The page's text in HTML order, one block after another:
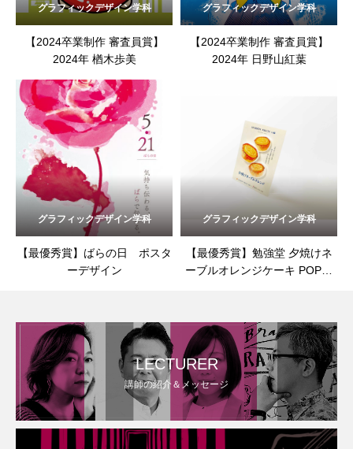
グラフィックデザイン学科
【2024卒業制作 審査員賞】
2024年 楢木歩美
グラフィックデザイン学科
【2024卒業制作 審査員賞】
2024年 日野山紅葉
グラフィックデザイン学科
【最優秀賞】ばらの日 ポスタ
ーデザイン
グラフィックデザイン学科
【最優秀賞】勉強堂 夕焼けネ
ーブルオレンジケーキ POPデ
LECTURER
講師の紹介＆メッセージ